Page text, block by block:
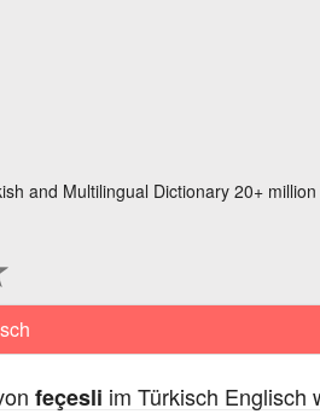
and Multilingual Dictionary 20+
feçesli im Türkisch Englisch